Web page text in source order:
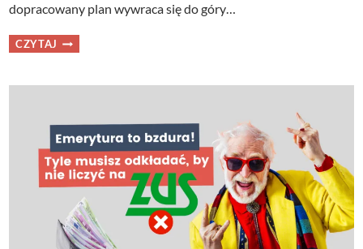
dopracowany plan wywraca się do góry…
CZYTAJ NIEPRZEWIDZIANE
WYDATKI
POWSTRZYMAĆ?